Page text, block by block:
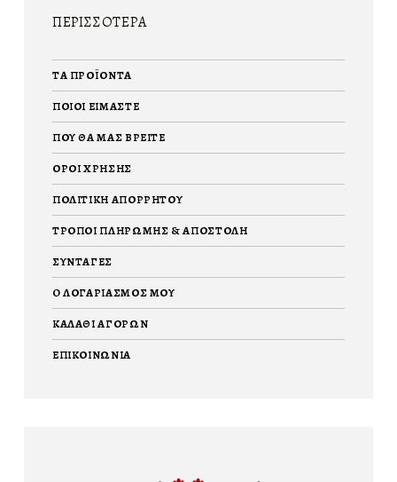
ΠΕΡΙΣΣΟΤΕΡΑ
ΤΑ ΠΡΟΪΟΝΤΑ
ΠΟΙΟΊ ΕΊΜΑΣΤΕ
ΠΟΥ ΘΑ ΜΑΣ ΒΡΕΊΤΕ
ΌΡΟΙ ΧΡΉΣΗΣ
ΠΟΛΙΤΙΚΉ ΑΠΟΡΡΉΤΟΥ
ΤΡΌΠΟΙ ΠΛΗΡΩΜΉΣ & ΑΠΟΣΤΟΛΉ
ΣΥΝΤΑΓΈΣ
O ΛΟΓΑΡΙΑΣΜΌΣ ΜΟΥ
ΚΑΛΆΘΙ ΑΓΟΡΏΝ
ΕΠΙΚΟΙΝΩΝΊΑ